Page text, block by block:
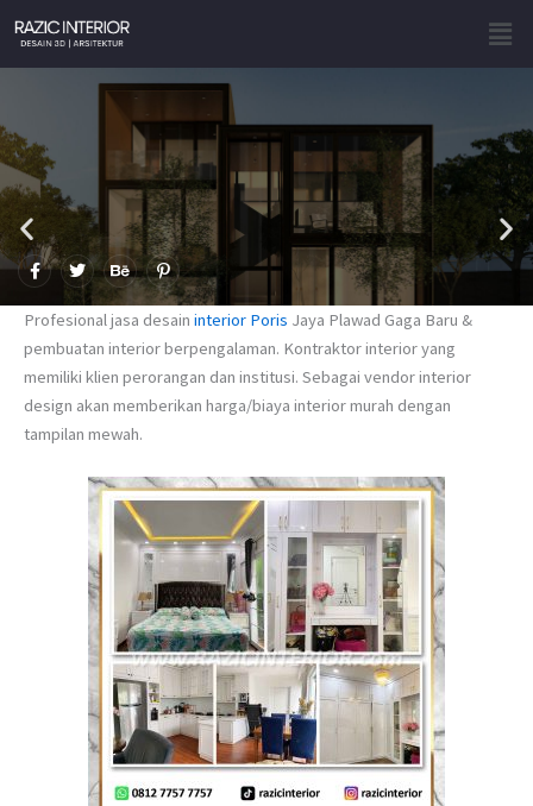
content
F
a
e
b
o
k
f
T
w
t
t
e
B
e
h
a
n
c
P
i
n
t
e
r
s
-
Profesional jasa desain interior Poris Jaya Plawad Gaga Baru &
pembuatan interior berpengalaman. Kontraktor interior yang
memiliki klien perorangan dan institusi. Sebagai vendor interior
design akan memberikan harga/biaya interior murah dengan
tampilan mewah.